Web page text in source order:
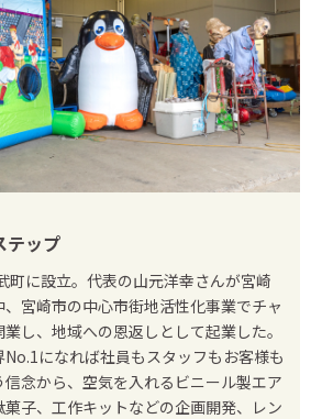
テップ
町に設立。代表の山元洋幸さんが宮崎
宮崎市の中心市街地活性化事業でチャ
し、地域への恩返しとして起業した。
になれば社員もスタッフもお客様も
念から、空気を入れるビニール製エア
子、工作キットなどの企画開発、レン